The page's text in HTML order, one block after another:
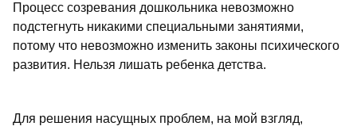
Процесс созревания дошкольника невозможно
подстегнуть никакими специальными занятиями,
потому что невозможно изменить законы психического
развития. Нельзя лишать ребенка детства.
Для решения насущных проблем, на мой взгляд,